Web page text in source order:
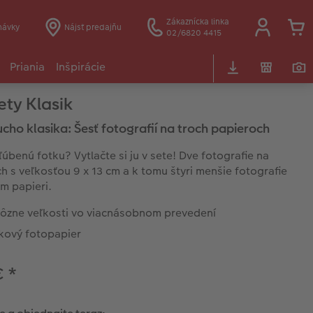
Nájsť predajňu
Zákaznícka linka
02/6820 4415
Priania Inšpirácie
Klasik
klasika: Šesť fotografií na troch papieroch
fotku? Vytlačte si ju v sete! Dve fotografie na
s veľkosťou 9 x 13 cm a k tomu štyri menšie fotografie
papieri.
veľkosti vo viacnásobnom prevedení
fotopapier
*